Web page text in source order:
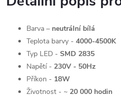
Barva – neutrální bílá
Teplota barvy - 4000-4500K
Typ LED - SMD 2835
Napětí - 230V - 50Hz
Příkon - 18W
Životnost - ~ 20 000 hodin